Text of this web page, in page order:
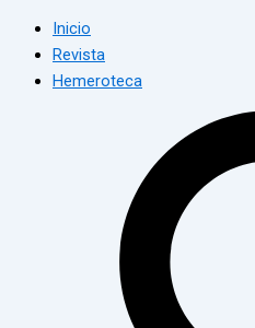
Inicio
Revista
Hemeroteca